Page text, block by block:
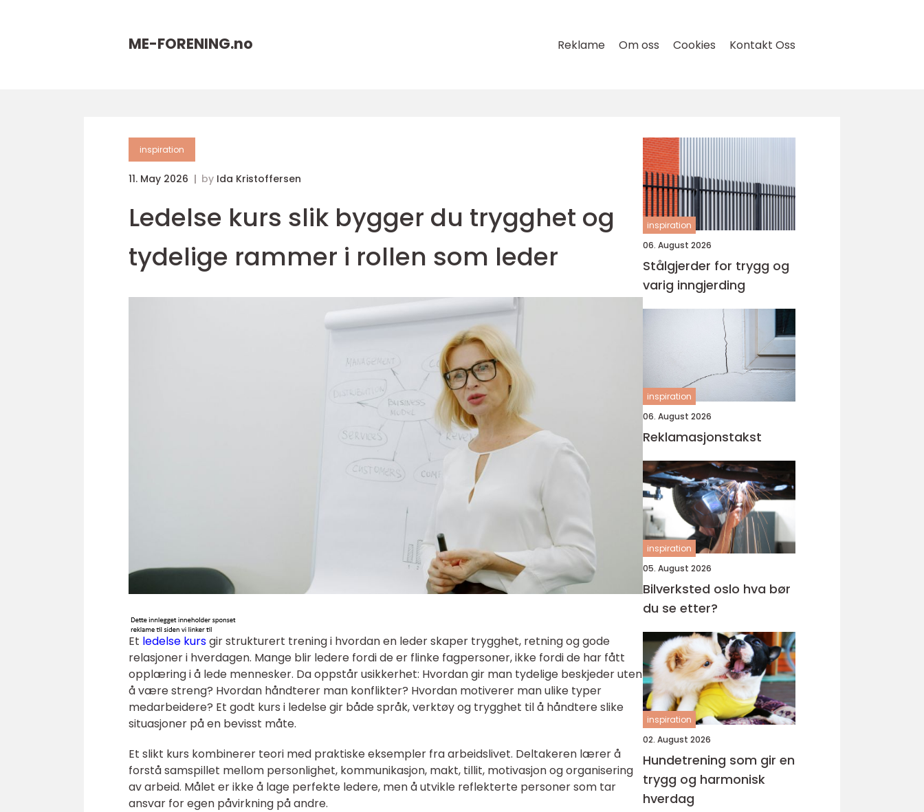
ME-FORENING.no Reklame Om oss Cookies Kontakt Oss
inspiration
11. May 2026 by Ida Kristoffersen
Ledelse kurs slik bygger du trygghet og
tydelige rammer i rollen som leder
Et ledelse kursgir strukturert trening i hvordan en leder skaper trygghet, retning og gode
relasjoner i hverdagen. Mange blir ledere fordi de er flinke fagpersoner, ikke fordi de har fått
opplæring i å lede mennesker. Da oppstår usikkerhet: Hvordan gir man tydelige beskjeder uten
å være streng? Hvordan håndterer man konflikter? Hvordan motiverer man ulike typer
medarbeidere? Et godt kurs i ledelse gir både språk, verktøy og trygghet til å håndtere slike
situasjoner på en bevisst måte.
Et slikt kurs kombinerer teori med praktiske eksempler fra arbeidslivet. Deltakeren lærer å
forstå samspillet mellom personlighet, kommunikasjon, makt, tillit, motivasjon og organisering
av arbeid. Målet er ikke å lage perfekte ledere, men å utvikle reflekterte personer som tar
ansvar for egen påvirkning på andre.
inspiration
06. August 2026
Stålgjerder for trygg og
varig inngjerding
inspiration
06. August 2026
Reklamasjonstakst
inspiration
05. August 2026
Bilverksted oslo hva bør
du se etter?
inspiration
02. August 2026
Hundetrening som gir en
trygg og harmonisk
hverdag